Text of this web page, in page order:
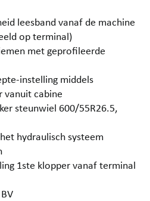
leesband vanaf de machine
op terminal)
met geprofileerde
instelling middels
vanuit cabine
steunwiel 600/55R26.5,
hydraulisch systeem
1ste klopper vanaf terminal